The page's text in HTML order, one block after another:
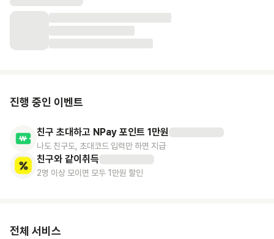
진행 중인 이벤트
친구 초대하고 NPay 포인트 1만원
나도 친구도, 초대코드 입력만 하면 지급
친구와 같이취득
2명 이상 모이면 모두 1만원 할인
전체 서비스